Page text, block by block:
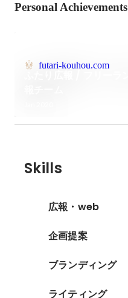
Personal Achievements
futari-kouhou.com
Skills
広報・web
企画提案
ブランディング
ライティング